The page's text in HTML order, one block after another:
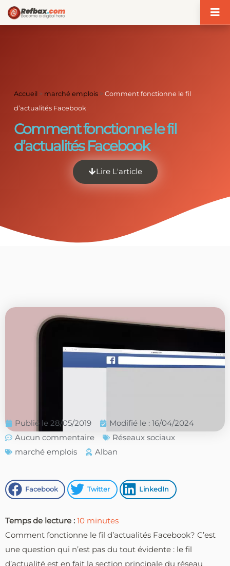
Accueil > marché emplois >Comment fonctionne le fil
d’actualités Facebook
Comment fonctionne le fil
d’actualités Facebook
Lire L'article
Publié le 28/05/2019
Modifié le : 16/04/2024
Aucun commentaire
Réseaux sociaux
marché emplois
Alban
Facebook Twitter LinkedIn
Temps de lecture : 10 minutes
Comment fonctionne le fil d’actualités Facebook? C’est
une question qui n’est pas du tout évidente : le fil
d’actualité est en fait la section principale du réseau
Panneau de gestion des cookies